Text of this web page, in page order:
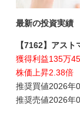
最新の投資実績
【7162】アスト
獲得利益135万
株価上昇2.38倍
推奨買値2026年
推奨売値2026年